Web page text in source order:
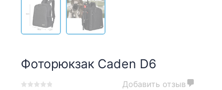
Фоторюкзак Caden D6
Добавить отзыв